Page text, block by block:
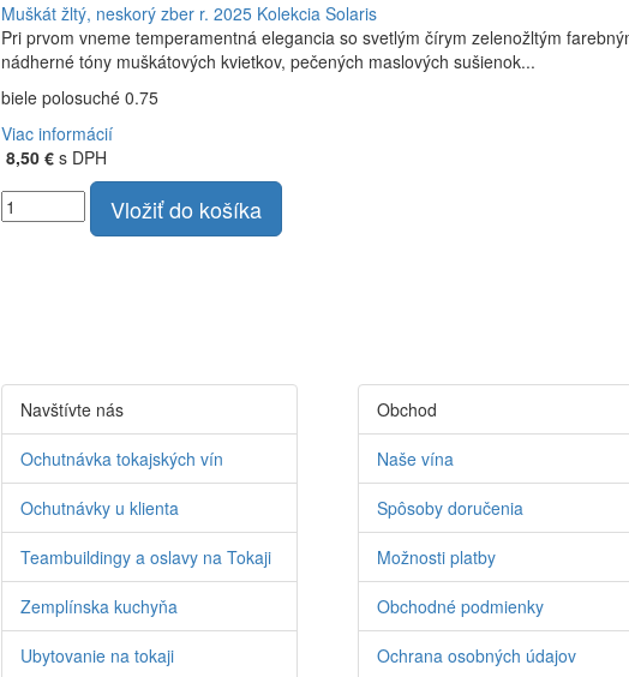
Muškát žltý, neskorý zber r. 2025 Kolekcia Solaris
Pri prvom vneme temperamentná elegancia so svetlým čírym zelenožltým
nádherné tóny muškátových kvietkov, pečených maslových sušienok...
biele polosuché 0.75
Viac informácií
8,50 €s DPH
Vložiť do košíka
Navštívte nás
Ochutnávka tokajských vín
Ochutnávky u klienta
Teambuildingy a oslavy na Tokaji
Zemplínska kuchyňa
Ubytovanie na tokaji
Obchod
Naše vína
Spôsoby doručenia
Možnosti platby
Obchodné podmienky
Ochrana osobných údajov